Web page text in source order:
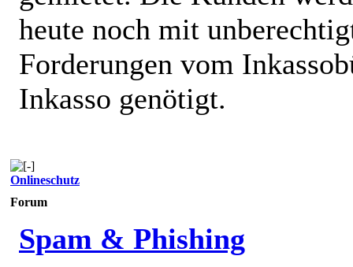
heute noch mit
Forderungen vom
Inkasso genötigt.
Onlineschutz
Forum
Spam & Phishing